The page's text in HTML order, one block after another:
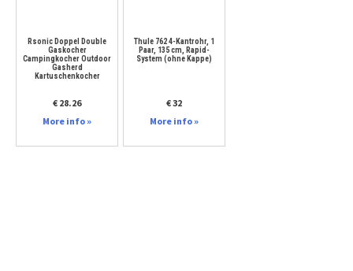
Rsonic Doppel Double
Gaskocher
Campingkocher Outdoor
Gasherd
Kartuschenkocher
€ 28.26
More info »
Thule 762 4-Kantrohr, 1
Paar, 135 cm, Rapid-
System (ohne Kappe)
€ 32
More info »